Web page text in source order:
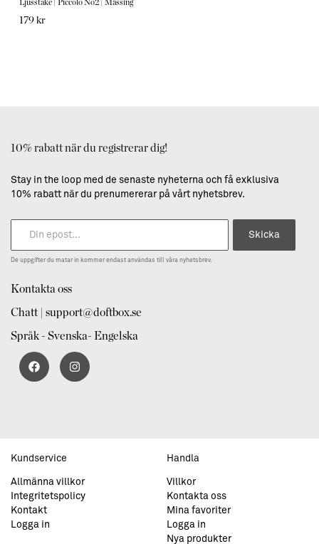
Ljusstake | Piccolo No2 | Mässing
179 kr
10% rabatt när du registrerar dig!
Stay in the loop med de senaste nyheterna och få exklusiva
10% rabatt när du prenumererar på vårt nyhetsbrev.
Skicka
De uppgifter du matar in kommer endast användas till våra nyhetsbrev.
Kontakta oss
Chatt | support@doftbox.se
Språk - Svenska- Engelska
Kundservice
Allmänna villkor
Integritetspolicy
Kontakt
Logga in
Handla
Villkor
Kontakta oss
Mina favoriter
Logga in
Nya produkter